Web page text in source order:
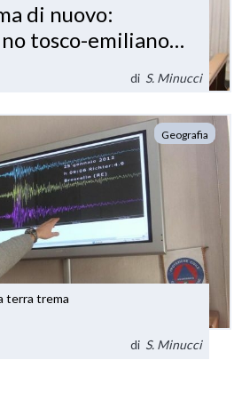
di nuovo:
tosco-emiliano
di S. Minucci
Geografia
terra trema
di S. Minucci